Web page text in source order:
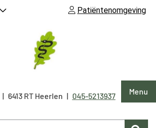
Patiëntenomgeving
Menu
6413 RT Heerlen Tel:
045-5213937